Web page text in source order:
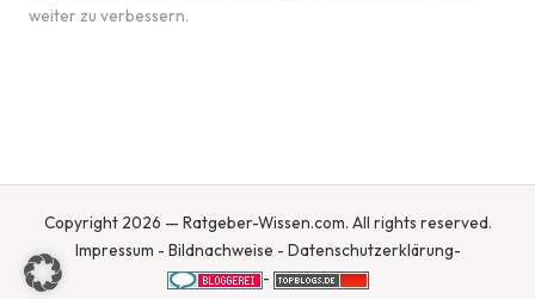
weiter zu verbessern.
Copyright 2026 — Ratgeber-Wissen.com. All rights reserved.
Impressum - Bildnachweise - Datenschutzerklärung-
-